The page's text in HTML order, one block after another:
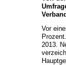
Vor
2013.